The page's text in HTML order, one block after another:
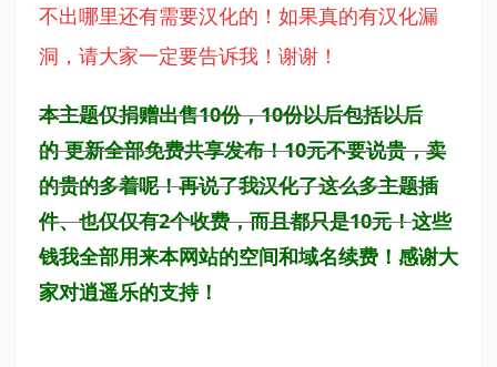
不出哪里还有需要汉化的！如果真的有汉化漏
洞，请大家一定要告诉我！谢谢！
本主题仅捐赠出售10份，10份以后包括以后
的更新全部免费共享发布！10元不要说贵，卖
的贵的多着呢！再说了我汉化了这么多主题插
件、也仅仅有2个收费，而且都只是10元！这些
钱我全部用来本网站的空间和域名续费！感谢大
家对逍遥乐的支持！